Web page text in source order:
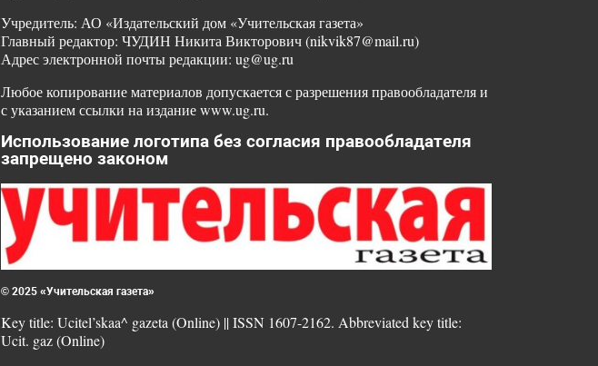
Учредитель: АО «Издательский дом «Учительская газета»
Главный редактор: ЧУДИН Никита Викторович (nikvik87@mail.ru)
Адрес электронной почты редакции: ug@ug.ru
Любое копирование материалов допускается с разрешения правообладателя и
с указанием ссылки на издание www.ug.ru.
Использование логотипа без согласия правообладателя
запрещено законом
© 2025 «Учительская газета»
Key title: Ucitel’skaa^ gazeta (Online) || ISSN 1607-2162. Abbreviated key title:
Ucit. gaz (Online)